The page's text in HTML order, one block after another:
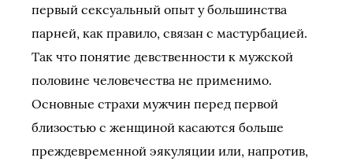
первый сексуальный опыт у большинства
парней, как правило, связан с мастурбацией.
Так что понятие девственности к мужской
половине человечества не применимо.
Основные страхи мужчин перед первой
близостью с женщиной касаются больше
преждевременной эякуляции или, напротив,